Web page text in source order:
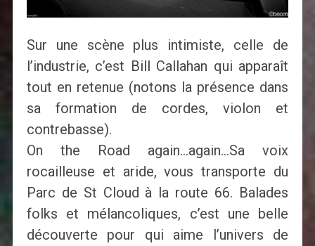
Sur une scène plus intimiste, celle de
l’industrie, c’est Bill Callahan qui apparaît
tout en retenue (notons la présence dans
sa formation de cordes, violon et
contrebasse).
On the Road again…again…Sa voix
rocailleuse et aride, vous transporte du
Parc de St Cloud à la route 66. Balades
folks et mélancoliques, c’est une belle
découverte pour qui aime l’univers de